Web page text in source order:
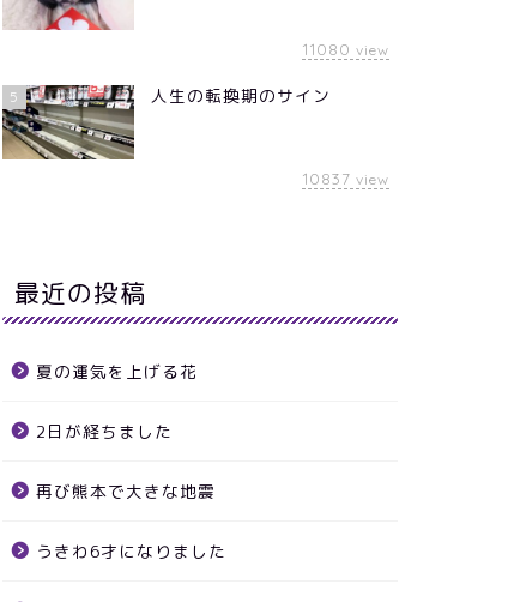
11080 view
5 人生の転換期のサイン
10837 view
最近の投稿
夏の運気を上げる花
2日が経ちました
再び熊本で大きな地震
うきわ6才になりました